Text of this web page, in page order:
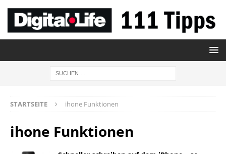
STARTSEITE ihone Funktionen
ihone Funktionen